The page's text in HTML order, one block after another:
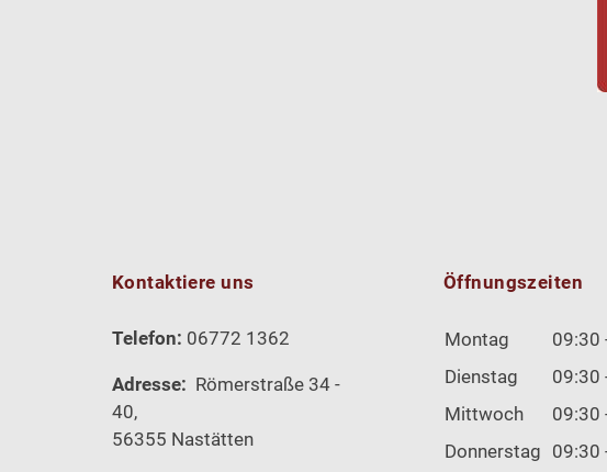
Kontaktiere uns
Telefon: 06772 1362
Adresse: Römerstraße 34 -
40,
56355 Nastätten
Öffnungszeiten
Montag
09:30
Dienstag
09:30
Mittwoch
09:30
Donnerstag 09:30